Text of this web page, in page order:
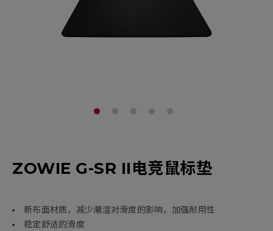
ZOWIE G-SR II电竞鼠标垫
新布面材质，减少潮湿对滑度的影响，加强耐用性
稳定舒适的滑度